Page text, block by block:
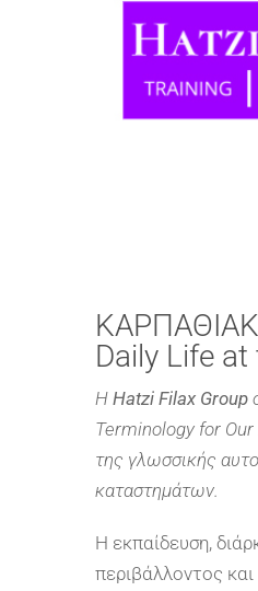
Daily Life
Η Hatzi Filax Group
Terminology for Our
της γλωσσικής
καταστημάτων.
Η εκπαίδευση,
περιβάλλοντος